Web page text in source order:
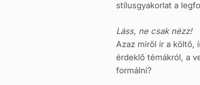
stílusgyakorlat a
Láss, ne csak nézz!
Azaz miről ír a költő,
érdeklő témákról, a
formálni?